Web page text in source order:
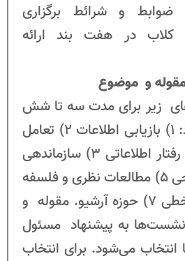
ضوابط و شرائط برگزاری
کلاب در هفت بند ارائه
و موضوع
زیر برای مدت سه تا شش
ماه انتخاب می‌شود: 1) بازیابی اطلاعات 2) تعامل
انسان با اطلاعات و رفتار اطلاعاتی 3) سازماندهی
اطلاعات 4) علم‌­سنجی 5) مطالعات نظری و فلسفه
اطلاعات 6) منابع خطی 7) حوزه آرشیو. مقوله و
نشست‌ها به پیشنهاد مسئول
انتخاب می­‌شود. برای انتخاب